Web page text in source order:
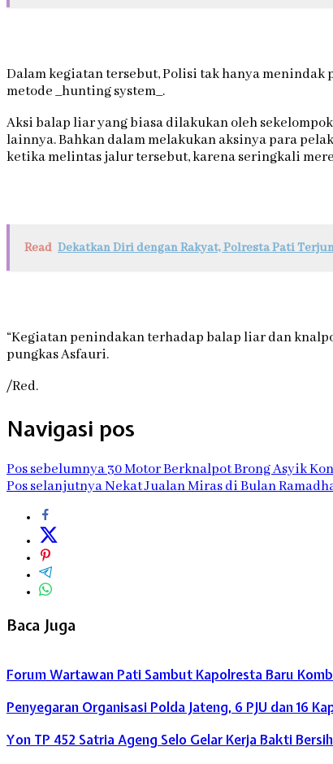
Dalam kegiatan tersebut, Polisi tak hanya
metode _hunting system_.
Aksi balap liar yang biasa dilakukan oleh
lainnya. Bahkan dalam melakukan aksinya para
ketika melintas jalur tersebut, karena seringkali
Read Dekatkan Diri dengan Rakyat, Polresta Pati
“Kegiatan penindakan terhadap balap liar dan
pungkas Asfauri.
/Red.
Navigasi pos
Pos sebelumnya30 Motor Berknalpot Brong Asyik
Pos selanjutnyaNekat Jualan Miras di Bulan
Baca Juga
Forum Wartawan Pati Sambut Kapolresta Baru
Penyegaran Organisasi Polda Jateng, 6 PJU dan 16
Yon TP 452 Satria Ageng Selo Gelar Kerja Bakti